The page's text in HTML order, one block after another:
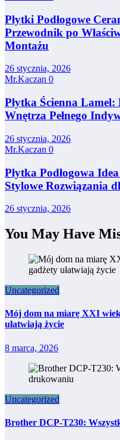
Płytki Podłogowe
Przewodnik po
Montażu
26 stycznia, 2026
Mr.Kaczan 0
Płytka Ścienna
Wnętrza Pełnego
26 stycznia, 2026
Mr.Kaczan 0
Płytka Podłogowa
Stylowe Rozwiązania
26 stycznia, 2026
You May Have
Uncategorized
Mój dom na miarę XXI
ułatwiają życie
8 marca, 2026
Uncategorized
Brother DCP-T230: